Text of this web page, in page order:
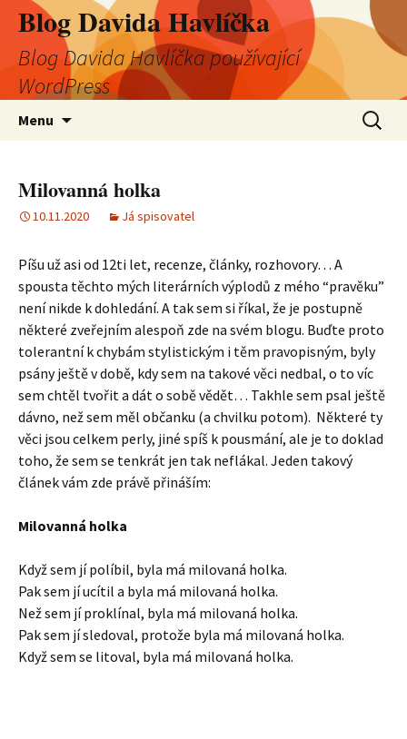
Blog Davida Havlíčka
Blog Davida Havlíčka používající
WordPress
Menu
Milovanná holka
10.11.2020 Já spisovatel
Píšu už asi od 12ti let, recenze, články, rozhovory… A
spousta těchto mých literárních výplodů z mého “pravěku”
není nikde k dohledání. A tak sem si říkal, že je postupně
některé zveřejním alespoň zde na svém blogu. Buďte proto
tolerantní k chybám stylistickým i těm pravopisným, byly
psány ještě v době, kdy sem na takové věci nedbal, o to víc
sem chtěl tvořit a dát o sobě vědět… Takhle sem psal ještě
dávno, než sem měl občanku (a chvilku potom). Některé ty
věci jsou celkem perly, jiné spíš k pousmání, ale je to doklad
toho, že sem se tenkrát jen tak neflákal. Jeden takový
článek vám zde právě přináším:
Milovanná holka
Když sem jí políbil, byla má milovaná holka.
Pak sem jí ucítil a byla má milovaná holka.
Než sem jí proklínal, byla má milovaná holka.
Pak sem jí sledoval, protože byla má milovaná holka.
Když sem se litoval, byla má milovaná holka.